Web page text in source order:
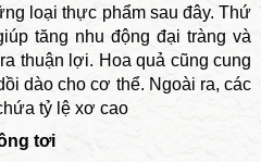
loại thực phẩm sau đây. Thứ
tăng nhu động đại tràng và
thuận lợi. Hoa quả cũng cung
dào cho cơ thể. Ngoài ra, các
tỷ lệ xơ cao
tơi